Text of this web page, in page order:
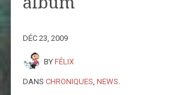
DÉC 23, 2009
BY FÉLIX
DANS CHRONIQUES NEWS